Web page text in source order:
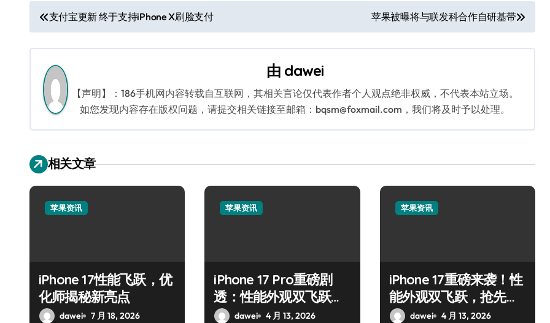
文
章
导
航
支付宝更新 终于支持iPhone X刷脸支付 苹果被曝将与联发科合作自研基带
由 dawei
【声明】：186手机网内容转载自互联网，其相关言论仅代表作者个人观点绝非权威，不代表本站立场。
如您发现内容存在版权问题，请提交相关链接至邮箱：bqsm@foxmail.com，我们将及时予以处理。
相关文章
苹果资讯
iPhone 17性能飞跃，优
化师揭秘新亮点
dawei 7 月 18, 2026
苹果资讯
iPhone 17 Pro重磅剧
透：性能外观双飞跃，
抢先揭秘新亮点！
dawei 4 月 13, 2026
苹果资讯
iPhone 17重磅来袭！性
能外观双飞跃，抢先解
锁新亮点
dawei 4 月 13, 2026